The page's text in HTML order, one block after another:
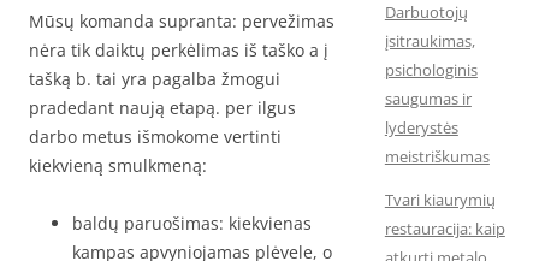
Mūsų komanda supranta: pervežimas
nėra tik daiktų perkėlimas iš taško a į
tašką b. tai yra pagalba žmogui
pradedant naują etapą. per ilgus
darbo metus išmokome vertinti
kiekvieną smulkmeną:
baldų paruošimas: kiekvienas
kampas apvyniojamas plėvele, o
Darbuotojų
įsitraukimas,
psichologinis
saugumas ir
lyderystės
meistriškumas
Tvari kiaurymių
restauracija: kaip